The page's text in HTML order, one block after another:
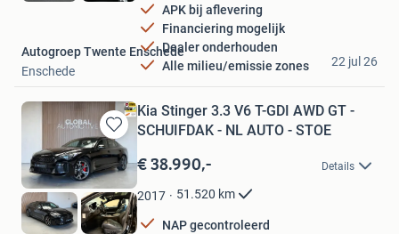
APK bij aflevering
Financiering mogelijk
Dealer onderhouden
Alle milieu/emissie zones
Autogroep Twente Enschede
Enschede
22 jul 26
Bewaren
in
Mijn
Favorieten
Kia Stinger 3.3 V6 T-GDI AWD GT -
SCHUIFDAK - NL AUTO - STOE
€ 38.990,- Details
2017 51.520 km
NAP gecontroleerd